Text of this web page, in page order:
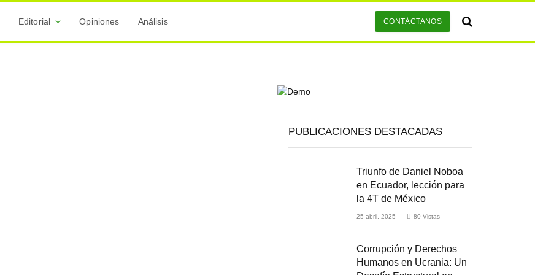
Editorial Opiniones Análisis CONTÁCTANOS
PUBLICACIONES DESTACADAS
Triunfo de Daniel Noboa
en Ecuador, lección para
la 4T de México
25 abril, 2025 80 Vistas
Corrupción y Derechos
Humanos en Ucrania: Un